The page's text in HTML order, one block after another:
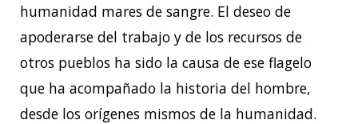
humanidad mares de sangre. El deseo de
apoderarse del trabajo y de los recursos de
otros pueblos ha sido la causa de ese flagelo
que ha acompañado la historia del hombre,
desde los orígenes mismos de la humanidad.